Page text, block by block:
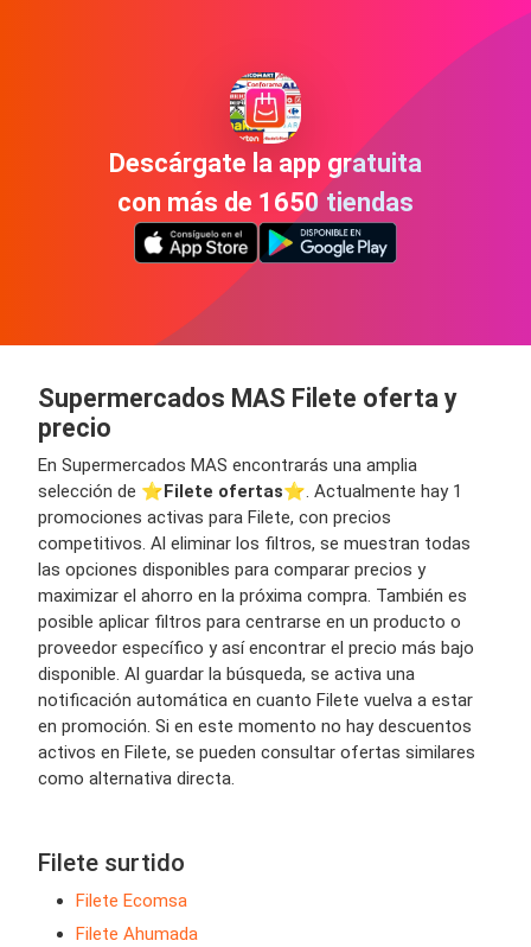
Descárgate la app gratuita
con más de 1650 tiendas
Supermercados MAS Filete oferta y
precio
En Supermercados MAS encontrarás una amplia
selección de ⭐️Filete ofertas⭐️. Actualmente hay 1
promociones activas para Filete, con precios
competitivos. Al eliminar los filtros, se muestran todas
las opciones disponibles para comparar precios y
maximizar el ahorro en la próxima compra. También es
posible aplicar filtros para centrarse en un producto o
proveedor específico y así encontrar el precio más bajo
disponible. Al guardar la búsqueda, se activa una
notificación automática en cuanto Filete vuelva a estar
en promoción. Si en este momento no hay descuentos
activos en Filete, se pueden consultar ofertas similares
como alternativa directa.
Filete surtido
Filete Ecomsa
Filete Ahumada